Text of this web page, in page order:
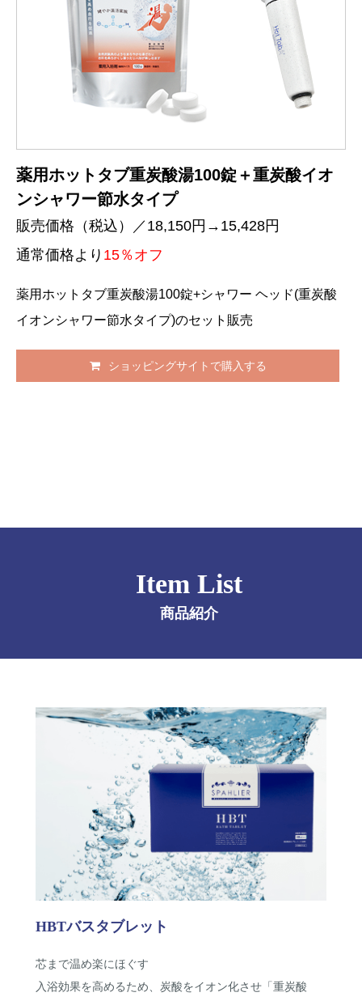
薬用ホットタブ重炭酸湯100錠＋重炭酸イオ
ンシャワー節水タイプ
販売価格（税込）／18,150円→15,428円
通常価格より 15％オフ
薬用ホットタブ重炭酸湯100錠+シャワー ヘッド(重炭酸
イオンシャワー節水タイプ)のセット販売
ショッピングサイトで購入する
Item List
商品紹介
HBTバスタブレット
芯まで温め楽にほぐす
入浴効果を高めるため、炭酸をイオン化させ「重炭酸